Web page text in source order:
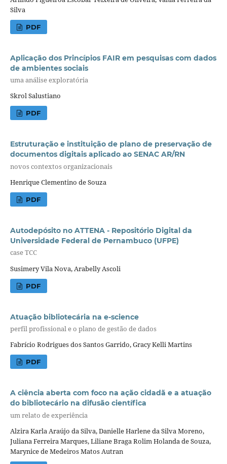
Silva
PDF
Aplicação dos Princípios FAIR em pesquisas com dados
de ambientes sociais
uma análise exploratória
Skrol Salustiano
PDF
Estruturação e instituição de plano de preservação de
documentos digitais aplicado ao SENAC AR/RN
novos contextos organizacionais
Henrique Clementino de Souza
PDF
Autodepósito no ATTENA - Repositório Digital da
Universidade Federal de Pernambuco (UFPE)
case TCC
Susimery Vila Nova, Arabelly Ascoli
PDF
Atuação bibliotecária na e-science
perfil profissional e o plano de gestão de dados
Fabrício Rodrigues dos Santos Garrido, Gracy Kelli Martins
PDF
A ciência aberta com foco na ação cidadã e a atuação
do bibliotecário na difusão científica
um relato de experiência
Alzira Karla Araújo da Silva, Danielle Harlene da Silva Moreno,
Juliana Ferreira Marques, Liliane Braga Rolim Holanda de Souza,
Marynice de Medeiros Matos Autran